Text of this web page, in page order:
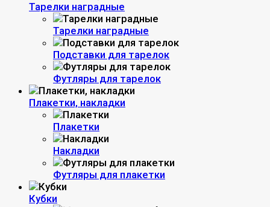
Тарелки наградные
Тарелки наградные
Подставки для тарелок
Футляры для тарелок
Плакетки, накладки
Плакетки
Накладки
Футляры для плакетки
Кубки